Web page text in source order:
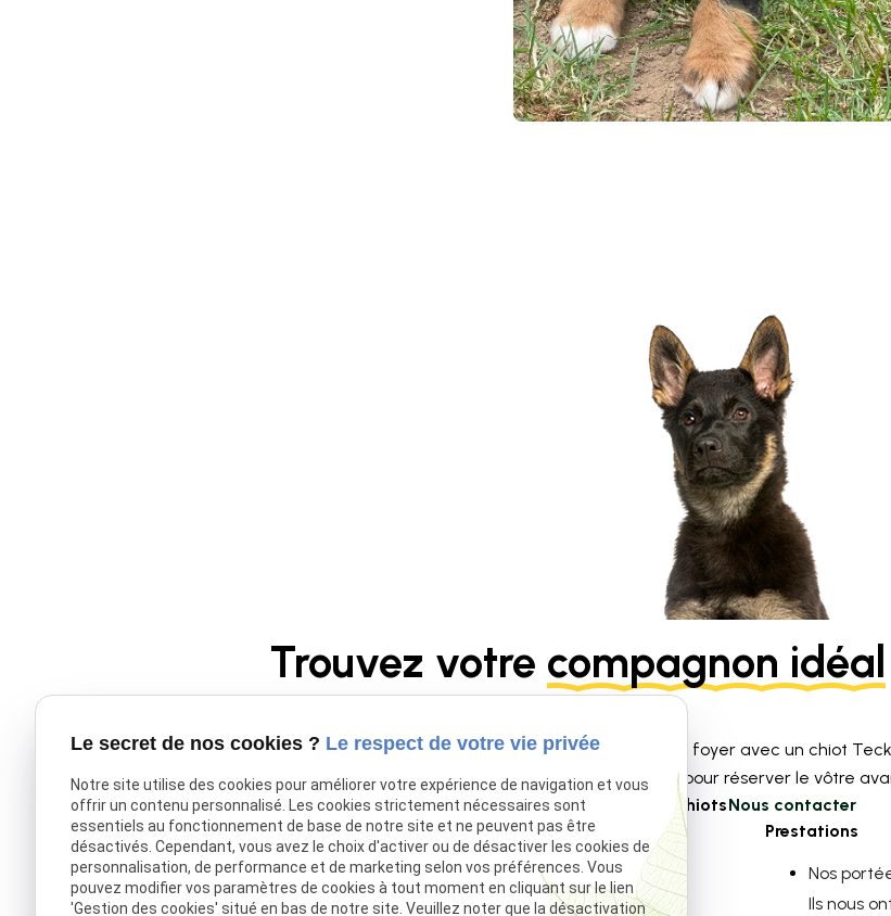
Trouvez votre compagnon idéal
Donnez une nouvelle place à l’amour dans votre foyer avec un chiot
portées sont limitées contactez-nous pour réserver le vôtre
Voir nos chiotsNous contacter
Navigation
Accueil
Élevage Canin
Prestations
Nos
Ils nous
Le secret de nos cookies ? Le respect de votre vie privée
Notre site utilise des cookies pour améliorer votre expérience de navigation et vous
offrir un contenu personnalisé. Les cookies strictement nécessaires sont
essentiels au fonctionnement de base de notre site et ne peuvent pas être
désactivés. Cependant, vous avez le choix d'activer ou de désactiver les cookies de
personnalisation, de performance et de marketing selon vos préférences. Vous
pouvez modifier vos paramètres de cookies à tout moment en cliquant sur le lien
'Gestion des cookies' situé en bas de notre site. Veuillez noter que la désactivation